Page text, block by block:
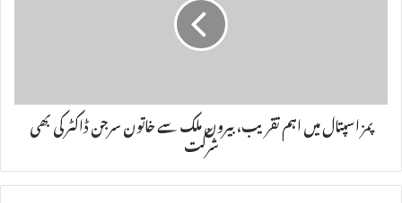
پمز اسپتال میں اہم تقریب، بیرون ملک سے خاتون سرجن ڈاکٹر کی بھی
شرکت